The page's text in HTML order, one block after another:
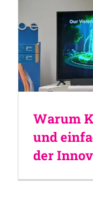
Warum
und
der